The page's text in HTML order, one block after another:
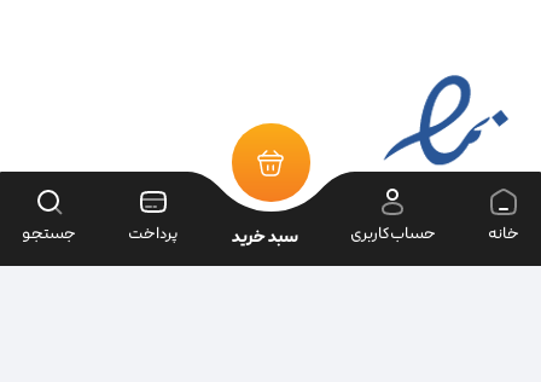
خانه حساب‌کاربری سبد خرید پرداخت جستجو